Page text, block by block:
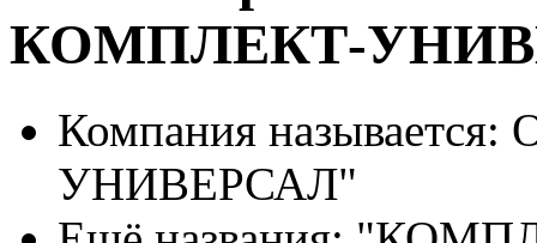
КОМПЛЕКТ-
Компания называется:
УНИВЕРСАЛ"